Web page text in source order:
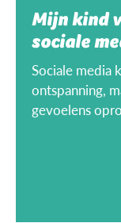
Mijn kind
sociale
Sociale media
ontspanning,
gevoelens